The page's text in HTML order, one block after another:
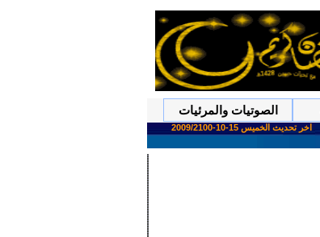
الصوتيات والمرئيات
اخر تحديث الخميس 15-10-2009/2100